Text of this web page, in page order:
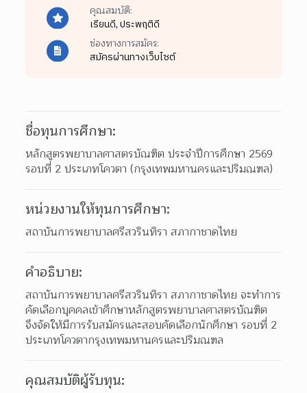
คุณสมบัติ:
เรียนดี,ประพฤติดี
ช่องทางการสมัคร:
สมัครผ่านทางเว็บไซต์
ชื่อทุนการศึกษา:
หลักสูตรพยาบาลศาสตรบัณฑิต ประจำปีการศึกษา 2569
รอบที่ 2 ประเภทโควตา (กรุงเทพมหานครและปริมณฑล)
หน่วยงานให้ทุนการศึกษา:
สถาบันการพยาบาลศรีสวรินทิรา สภากาชาดไทย
คำอธิบาย:
สถาบันการพยาบาลศรีสวรินทิรา สภากาชาดไทย จะทำการ
คัดเลือกบุคคลเข้าศึกษาหลักสูตรพยาบาลศาสตรบัณฑิต
จึงจัดให้มีการรับสมัครและสอบคัดเลือกนักศึกษา รอบที่ 2
ประเภทโควตากรุงเทพมหานครและปริมณฑล
คุณสมบัติผู้รับทุน: